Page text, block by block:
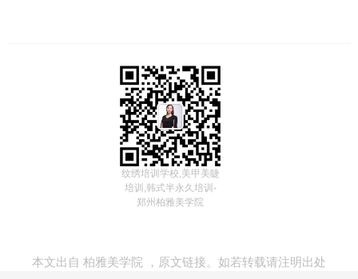
纹绣培训学校,美甲美睫
培训,韩式半永久培训-
郑州柏雅美学院
本文出自 柏雅美学院 ， 原文链接。如若转载请注明出处